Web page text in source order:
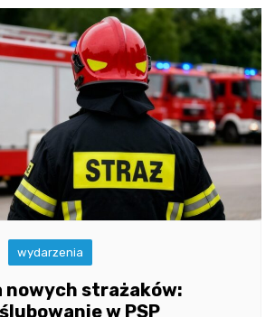
wydarzenia
nowych strażaków:
w PSP